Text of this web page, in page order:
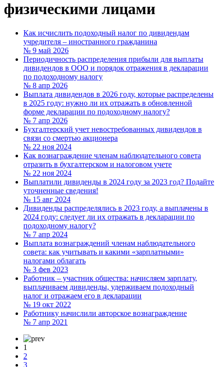
физическими лицами
Как исчислить подоходный налог по дивидендам
учредителя – иностранного гражданина
№ 9 май 2026
Периодичность распределения прибыли для выплаты
дивидендов в ООО и порядок отражения в декларации
по подоходному налогу
№ 8 апр 2026
Выплата дивидендов в 2026 году, которые распределены
в 2025 году: нужно ли их отражать в обновленной
форме декларации по подоходному налогу?
№ 7 апр 2026
Бухгалтерский учет невостребованных дивидендов в
связи со смертью акционера
№ 22 ноя 2024
Как вознаграждение членам наблюдательного совета
отразить в бухгалтерском и налоговом учете
№ 22 ноя 2024
Выплатили дивиденды в 2024 году за 2023 год? Подайте
уточненные сведения!
№ 15 авг 2024
Дивиденды распределялись в 2023 году, а выплачены в
2024 году: следует ли их отражать в декларации по
подоходному налогу?
№ 7 апр 2024
Выплата вознаграждений членам наблюдательного
совета: как учитывать и какими «зарплатными»
налогами облагать
№ 3 фев 2023
Работник – участник общества: начисляем зарплату,
выплачиваем дивиденды, удерживаем подоходный
налог и отражаем его в декларации
№ 19 окт 2022
Работнику начислили авторское вознаграждение
№ 7 апр 2021
1
2
3